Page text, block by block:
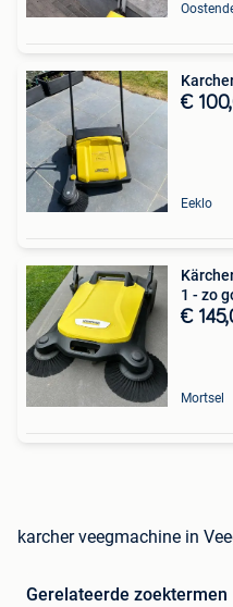
€
Eeklo
1 - zo
€
Mortsel
karcher veegmachine in
Gerelateerde zoektermen